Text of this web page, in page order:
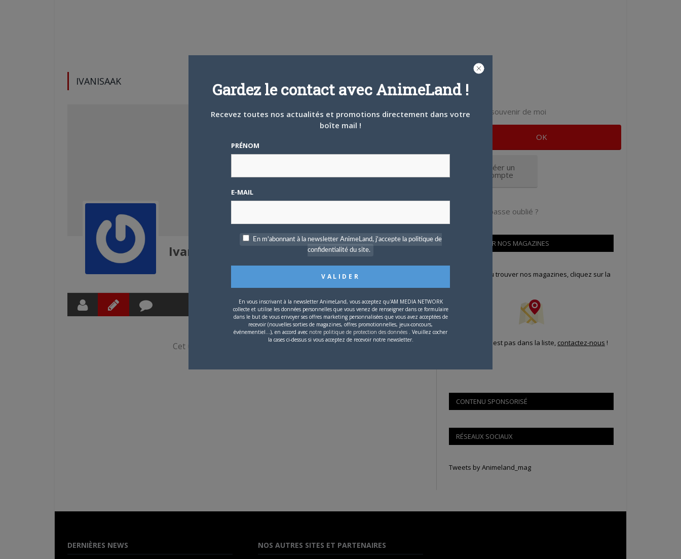
IVANISAAK
Ivanisaak
Cet utilisateur n'a publié aucun article.
Se souvenir de moi
Créer un
compte
Mot de passe oublié ?
OÙ TROUVER NOS MAGAZINES
Pour savoir où trouver nos magazines, cliquez sur la
Si votre ville n'est pas dans la liste, contactez-nous !
CONTENU SPONSORISÉ
RÉSEAUX SOCIAUX
Tweets by Animeland_mag
DERNIÈRES NEWS NOS AUTRES SITES ET PARTENAIRES
Gardez le contact avec AnimeLand !
Recevez toutes nos actualités et promotions directement dans votre
boîte mail !
PRÉNOM
E-MAIL
En m'abonnant à la newsletter AnimeLand, j'accepte la politique de
confidentialité du site.
En vous inscrivant à la newsletter AnimeLand, vous acceptez qu'AM MEDIA NETWORK
collecte et utilise les données personnelles que vous venez de renseigner dans ce formulaire
dans le but de vous envoyer ses offres marketing personnalisées que vous avez acceptées de
recevoir (nouvelles sorties de magazines, offres promotionnelles, jeux-concours,
événementiel...), en accord avec notre politique de protection des données . Veuillez cocher
la cases ci-dessus si vous acceptez de recevoir notre newsletter.